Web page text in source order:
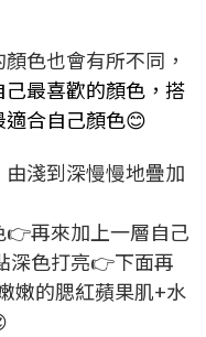
色也會有所不同，
最喜歡的顏色，搭
合自己顏色😊
淺到深慢慢地疊加
再來加上一層自己
深色打亮👉下面再
嫩的腮紅蘋果肌+水